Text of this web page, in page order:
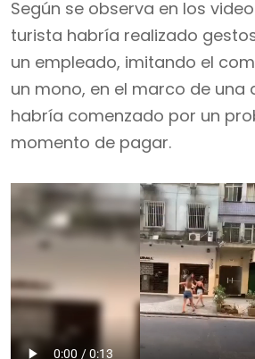
Según se observa en los
turista habría realizado
un empleado, imitando el
un mono, en el marco de una
habría comenzado por un
momento de pagar.